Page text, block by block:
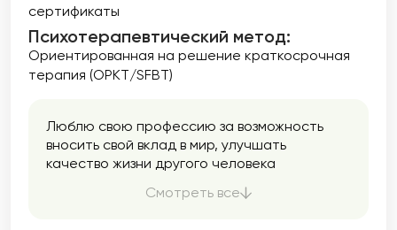
сертификаты
Психотерапевтический метод:
Ориентированная на решение краткосрочная
терапия (ОРКТ/SFBT)
Люблю свою профессию за возможность
вносить свой вклад в мир, улучшать
качество жизни другого человека
отношений. Если Вы нуждаетесь в помощи,
Смотреть все